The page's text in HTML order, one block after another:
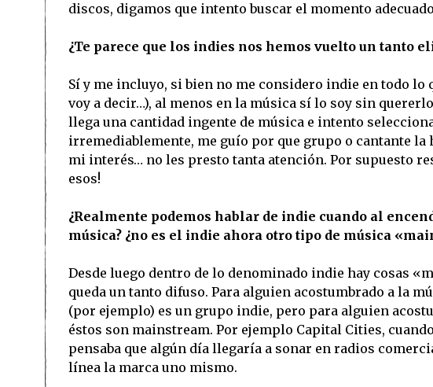
discos, digamos que intento buscar el momento
¿Te parece que los indies nos hemos vuelto un tanto
Sí y me incluyo, si bien no me considero indie en todo lo
voy a decir…), al menos en la música sí lo soy sin
llega una cantidad ingente de música e intento
irremediablemente, me guío por que grupo o cantante
mi interés… no les presto tanta atención. Por supuesto
esos!
¿Realmente podemos hablar de indie cuando al
música? ¿no es el indie ahora otro tipo de música
Desde luego dentro de lo denominado indie hay cosas
queda un tanto difuso. Para alguien acostumbrado a la
(por ejemplo) es un grupo indie, pero para alguien
éstos son mainstream. Por ejemplo Capital Cities,
pensaba que algún día llegaría a sonar en radios
línea la marca uno mismo.